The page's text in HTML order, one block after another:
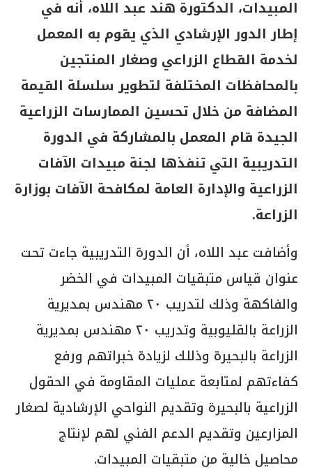
المبيدات، الدكتورة هند عبد اللاه، أنه في
إطار الدور الإرشادي الذي يقوم به المعمل
لخدمة القطاع الزراعي وصغار المنتجين
بالمحافظات المختلفة لتطوير سلسلة القيمة
المضافة من خلال تحسين الممارسات الزراعية
الجيدة قام المعمل بالمشاركة في الدورة
التدريبية التي تنفذها لجنة مبيدات الآفات
الزراعية والإدارة العامة لمكافحة الآفات بوزارة
الزراعة.
وأضافت عبد اللاه، أن الدورة التدريبية جاءت تحت
عنوان قياس متبقيات المبيدات في الخضر
والفاكهة وذلك لتدريب ٢٠ مهندس بمديرية
الزراعة بالقليوبية وتدريب ٢٠ مهندس بمديرية
الزراعة بالبحيرة وذللك لزيادة خبراتهم ورفع
كفاءتهم لمتابعة عمليات المقاومة في الحقول
الزراعية بالبحيرة وتقديم النواحي الإرشادية لصغار
المزارعين وتقديم الدعم الفني لهم لإنتاج
محاصيل خالية من متبقيات المبيدات.